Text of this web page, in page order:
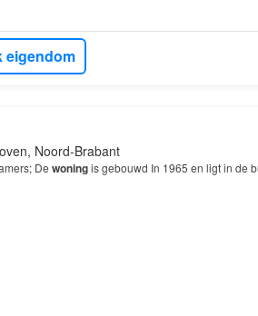
eigendom
Noord-Brabant
De woningis gebouwd In 1965 en ligt in de